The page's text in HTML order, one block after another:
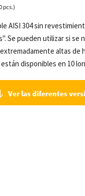
pcs.)
AISI 304 sin
Se pueden utilizar si se
altas de
disponibles en 10
Ver las diferentes